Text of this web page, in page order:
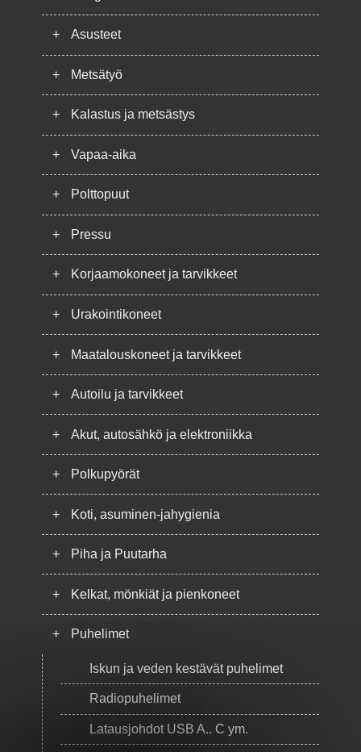
+ Asusteet
+ Metsätyö
+ Kalastus ja metsästys
+ Vapaa-aika
+ Polttopuut
+ Pressu
+ Korjaamokoneet ja tarvikkeet
+ Urakointikoneet
+ Maatalouskoneet ja tarvikkeet
+ Autoilu ja tarvikkeet
+ Akut, autosähkö ja elektroniikka
+ Polkupyörät
+ Koti, asuminen-jahygienia
+ Piha ja Puutarha
+ Kelkat, mönkiät ja pienkoneet
+ Puhelimet
Iskun ja veden kestävät puhelimet
Radiopuhelimet
Latausjohdot USB A.. C ym.